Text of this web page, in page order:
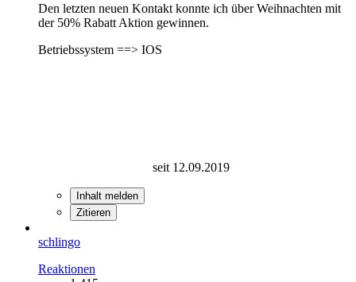
Den letzten neuen Kontakt konnte ich über Weihnachten mit
der 50% Rabatt Aktion gewinnen.
Betriebssystem ==> IOS
seit 12.09.2019
Inhalt melden
Zitieren
schlingo
Reaktionen